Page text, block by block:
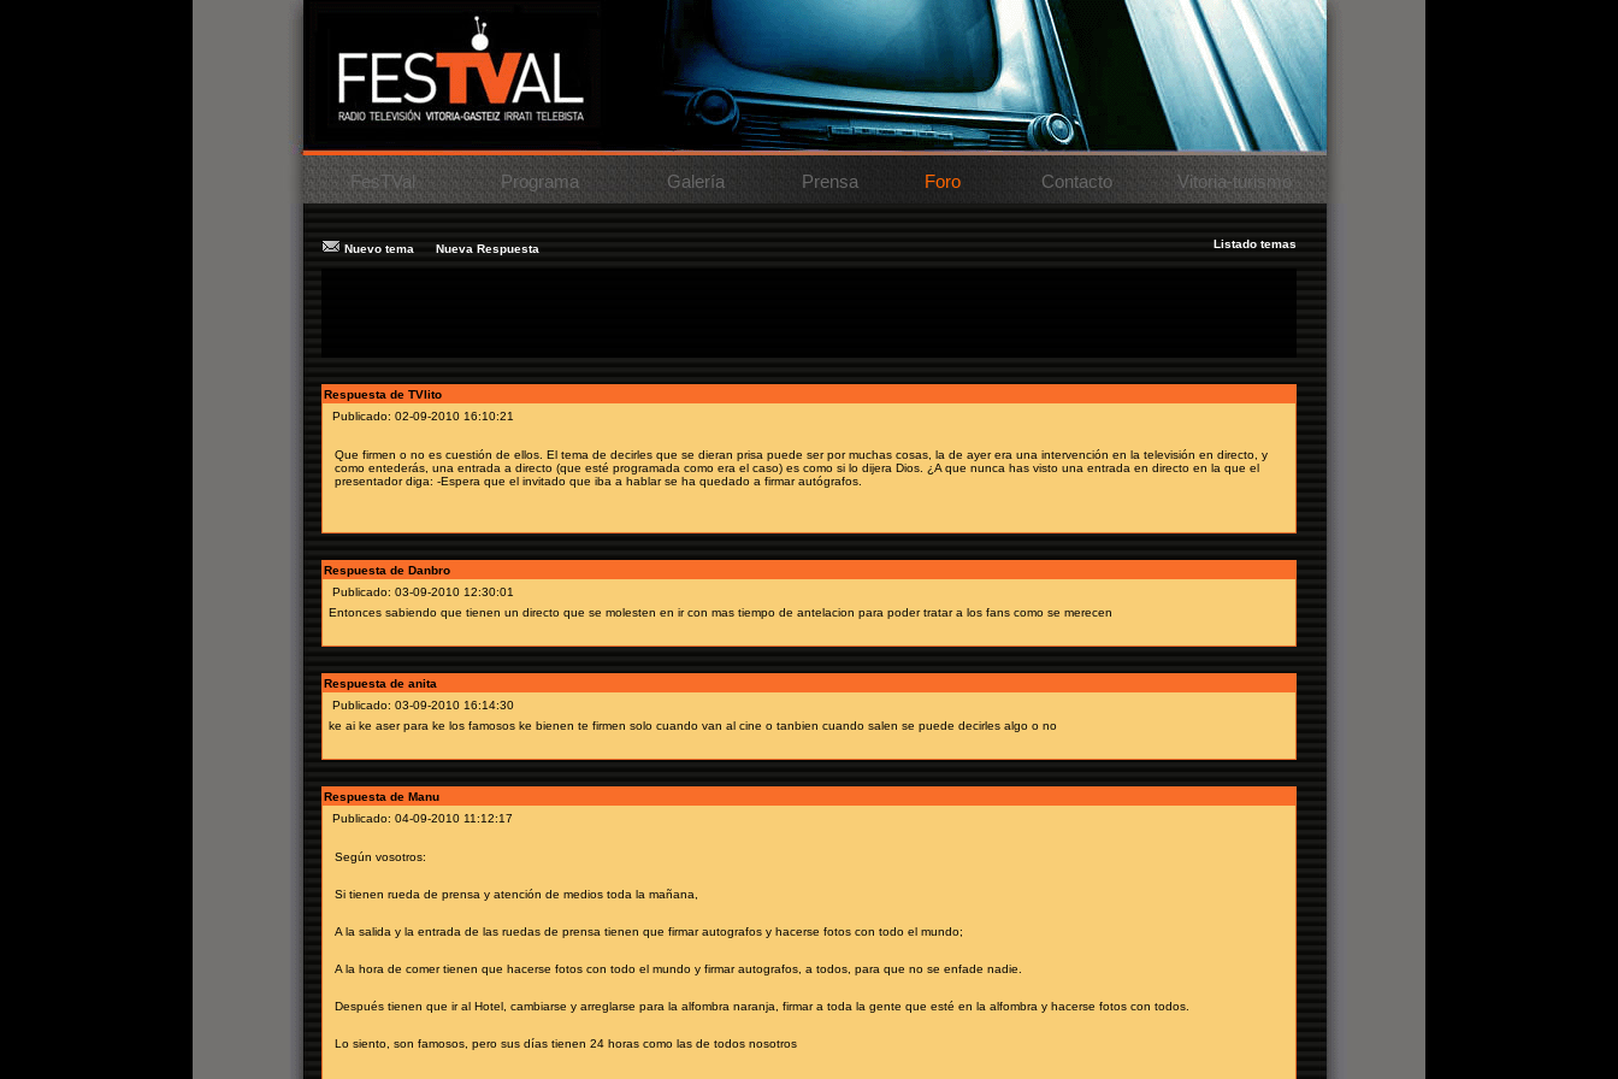
FesTVal Programa Galería Prensa Foro Contacto Vitoria-turismo
Nuevo tema Nueva Respuesta Listado temas
Respuesta de TVlito
Publicado: 02-09-2010 16:10:21
Que firmen o no es cuestión de ellos. El tema de decirles que se dieran prisa puede ser por muchas cosas, la de ayer era una intervención en la televisión en directo, y
como entederás, una entrada a directo (que esté programada como era el caso) es como si lo dijera Dios. ¿A que nunca has visto una entrada en directo en la que el
presentador diga: -Espera que el invitado que iba a hablar se ha quedado a firmar autógrafos.
Respuesta de Danbro
Publicado: 03-09-2010 12:30:01
Entonces sabiendo que tienen un directo que se molesten en ir con mas tiempo de antelacion para poder tratar a los fans como se merecen
Respuesta de anita
Publicado: 03-09-2010 16:14:30
ke ai ke aser para ke los famosos ke bienen te firmen solo cuando van al cine o tanbien cuando salen se puede decirles algo o no
Respuesta de Manu
Publicado: 04-09-2010 11:12:17
Según vosotros:
Si tienen rueda de prensa y atención de medios toda la mañana,
A la salida y la entrada de las ruedas de prensa tienen que firmar autografos y hacerse fotos con todo el mundo;
A la hora de comer tienen que hacerse fotos con todo el mundo y firmar autografos, a todos, para que no se enfade nadie.
Después tienen que ir al Hotel, cambiarse y arreglarse para la alfombra naranja, firmar a toda la gente que esté en la alfombra y hacerse fotos con todos.
Lo siento, son famosos, pero sus días tienen 24 horas como las de todos nosotros